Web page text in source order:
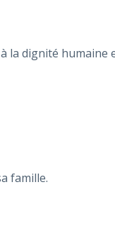
la dignité humaine
famille.